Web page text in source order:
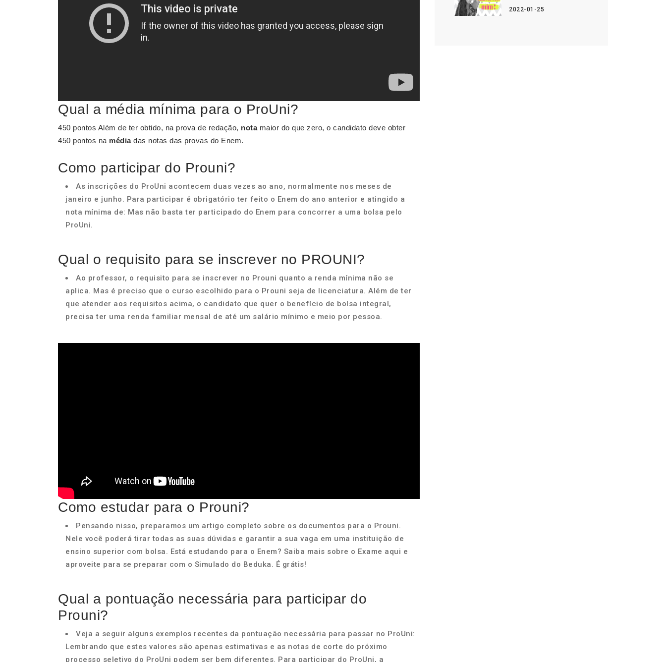
Qual a média mínima para o ProUni?
450 pontos Além de ter obtido, na prova de redação, notamaior do que zero, o candidato deve obter
450 pontos na médiadas notas das provas do Enem.
Como participar do Prouni?
As inscrições do ProUni acontecem duas vezes ao ano, normalmente nos meses de
janeiro e junho. Para participar é obrigatório ter feito o Enem do ano anterior e atingido a
nota mínima de: Mas não basta ter participado do Enem para concorrer a uma bolsa pelo
ProUni.
Qual o requisito para se inscrever no PROUNI?
Ao professor, o requisito para se inscrever no Prouni quanto a renda mínima não se
aplica. Mas é preciso que o curso escolhido para o Prouni seja de licenciatura. Além de ter
que atender aos requisitos acima, o candidato que quer o benefício de bolsa integral,
precisa ter uma renda familiar mensal de até um salário mínimo e meio por pessoa.
Como estudar para o Prouni?
Pensando nisso, preparamos um artigo completo sobre os documentos para o Prouni.
Nele você poderá tirar todas as suas dúvidas e garantir a sua vaga em uma instituição de
ensino superior com bolsa. Está estudando para o Enem? Saiba mais sobre o Exame aqui e
aproveite para se preparar com o Simulado do Beduka. É grátis!
Qual a pontuação necessária para participar do
Prouni?
Veja a seguir alguns exemplos recentes da pontuação necessária para passar no ProUni:
Lembrando que estes valores são apenas estimativas e as notas de corte do próximo
processo seletivo do ProUni podem ser bem diferentes. Para participar do ProUni, a
2022-01-25